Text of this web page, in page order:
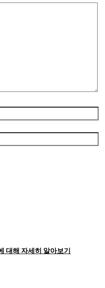
대해 자세히 알아보기